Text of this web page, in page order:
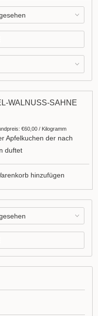
WALNUSS-SAHNE
€60,00 / Kilogramm
Apfelkuchen der nach
duftet
hinzufügen